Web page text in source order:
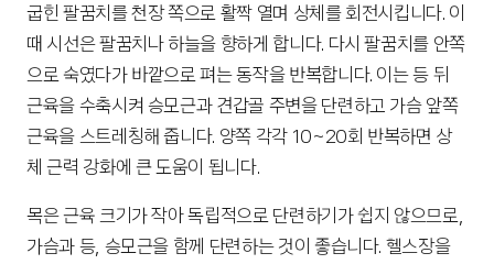
굽힌 팔꿈치를 천장 쪽으로 활짝 열며 상체를 회전시킵니다. 이
때 시선은 팔꿈치나 하늘을 향하게 합니다. 다시 팔꿈치를 안쪽
으로 숙였다가 바깥으로 펴는 동작을 반복합니다. 이는 등 뒤
근육을 수축시켜 승모근과 견갑골 주변을 단련하고 가슴 앞쪽
근육을 스트레칭해 줍니다. 양쪽 각각 10~20회 반복하면 상
체 근력 강화에 큰 도움이 됩니다.
목은 근육 크기가 작아 독립적으로 단련하기가 쉽지 않으므로,
가슴과 등, 승모근을 함께 단련하는 것이 좋습니다. 헬스장을